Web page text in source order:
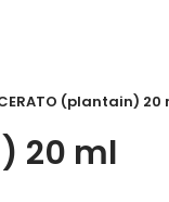
(plantain) 20
20 ml